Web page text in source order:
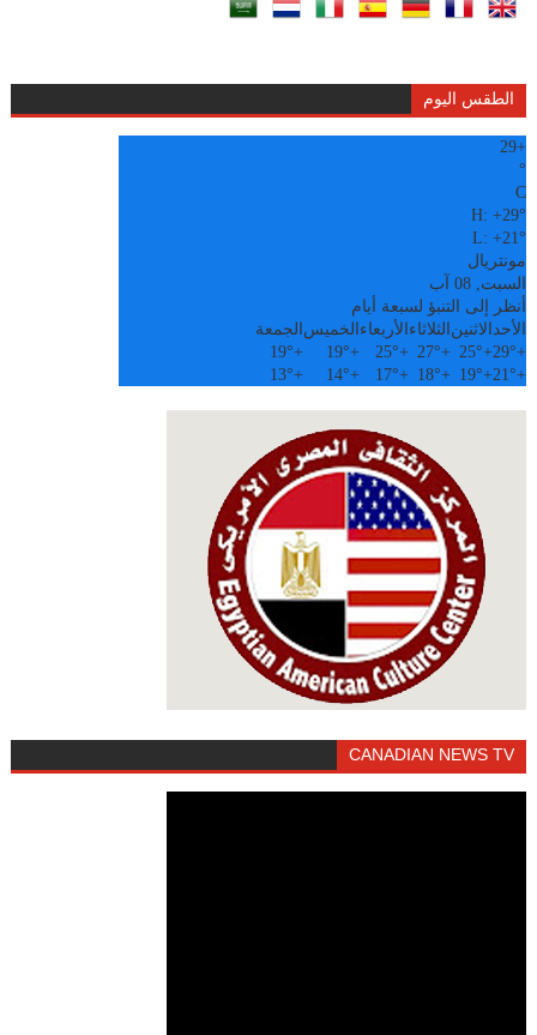
الطقس اليوم
+
29
°
C
H:+29°
L:+21°
مونتريال
السبت, 08 آب
أنظر إلى التنبؤ لسبعة أيام
الأحدالاثنين الثلاثاء الأربعاء الخميس الجمعة
+
29°
+
25°
+
27°
+
25°
+
19°
+
19°
+
21°
+
19°
+
18°
+
17°
+
14°
+
13°
CANADIAN NEWS TV